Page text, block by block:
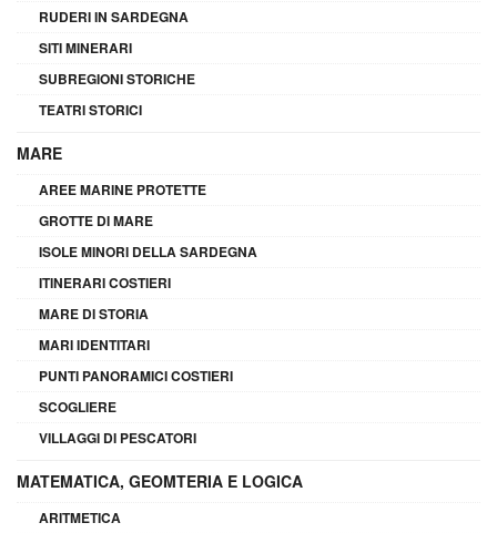
RUDERI IN SARDEGNA
SITI MINERARI
SUBREGIONI STORICHE
TEATRI STORICI
MARE
AREE MARINE PROTETTE
GROTTE DI MARE
ISOLE MINORI DELLA SARDEGNA
ITINERARI COSTIERI
MARE DI STORIA
MARI IDENTITARI
PUNTI PANORAMICI COSTIERI
SCOGLIERE
VILLAGGI DI PESCATORI
MATEMATICA, GEOMTERIA E LOGICA
ARITMETICA